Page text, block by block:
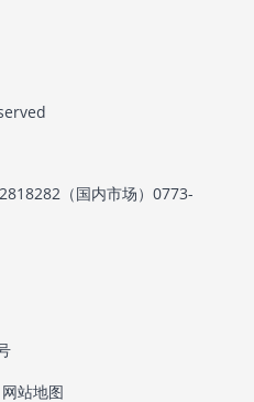
（国内市场）0773-
网站地图